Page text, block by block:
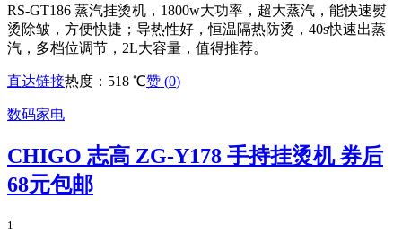
RS-GT186 蒸汽挂烫机，1800w大功率，超大蒸汽，能快速熨
烫除皱，方便快捷；导热性好，恒温隔热防烫，40s快速出蒸
汽，多档位调节，2L大容量，值得推荐。
直达链接热度：518 ℃赞 (0)
数码家电
CHIGO 志高 ZG-Y178 手持挂烫机 券后
68元包邮
1